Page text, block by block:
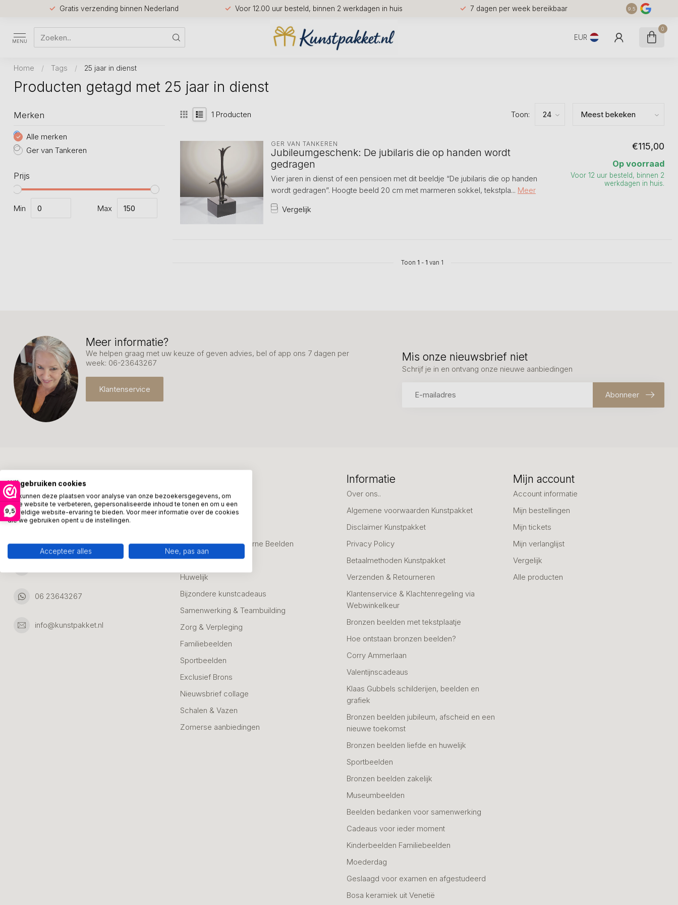
9,5
Gratis verzending binnen Nederland Voor 12.00 uur besteld, binnen 2 werkdagen in huis 7 dagen per week bereikbaar 9.5
MENU EUR
0
Home / Tags / 25 jaar in dienst
Producten getagd met 25 jaar in dienst
Merken
Alle merken
Ger van Tankeren
Prijs
Min Max
1 Producten Toon:
GER VAN TANKEREN
Jubileumgeschenk: De jubilaris die op handen wordt
gedragen
Vier jaren in dienst of een pensioen met dit beeldje “De jubilaris die op handen
wordt gedragen”. Hoogte beeld 20 cm met marmeren sokkel, tekstpla... Meer
Vergelijk
€115,00
Op voorraad
Voor 12 uur besteld, binnen 2
werkdagen in huis.
Toon 1 - 1 van 1
Meer informatie?
We helpen graag met uw keuze of geven advies, bel of app ons 7 dagen per
week: 06-23643267
Klantenservice
Mis onze nieuwsbrief niet
Schrijf je in en ontvang onze nieuwe aanbiedingen
Abonneer
Kunstpakket Nederland
Adresgegevens:
Ambachtsweg 46
06 23643267
info@kunstpakket.nl
Zakelijke Cadeaus
Bedanken
Alle Bronzen & Moderne Beelden
Geslaagd
Huwelijk
Bijzondere kunstcadeaus
Samenwerking & Teambuilding
Zorg & Verpleging
Familiebeelden
Sportbeelden
Exclusief Brons
Nieuwsbrief collage
Schalen & Vazen
Zomerse aanbiedingen
Informatie
Over ons..
Algemene voorwaarden Kunstpakket
Disclaimer Kunstpakket
Privacy Policy
Betaalmethoden Kunstpakket
Verzenden & Retourneren
Klantenservice & Klachtenregeling via
Webwinkelkeur
Bronzen beelden met tekstplaatje
Hoe ontstaan bronzen beelden?
Corry Ammerlaan
Valentijnscadeaus
Klaas Gubbels schilderijen, beelden en
grafiek
Bronzen beelden jubileum, afscheid en een
nieuwe toekomst
Bronzen beelden liefde en huwelijk
Sportbeelden
Bronzen beelden zakelijk
Museumbeelden
Beelden bedanken voor samenwerking
Cadeaus voor ieder moment
Kinderbeelden Familiebeelden
Moederdag
Geslaagd voor examen en afgestudeerd
Bosa keramiek uit Venetië
Mijn account
Account informatie
Mijn bestellingen
Mijn tickets
Mijn verlanglijst
Vergelijk
Alle producten
Wij gebruiken cookies
We kunnen deze plaatsen voor analyse van onze bezoekersgegevens, om
onze website te verbeteren, gepersonaliseerde inhoud te tonen en om u een
geweldige website-ervaring te bieden. Voor meer informatie over de cookies
die we gebruiken opent u de instellingen.
Accepteer alles Nee, pas aan